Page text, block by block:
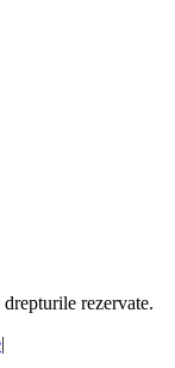
rezervate.
|